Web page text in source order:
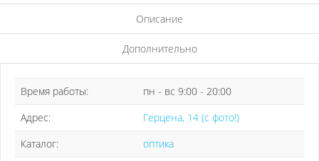
Описание
Дополнительно
Время работы:
пн - вс 9:00 - 20:00
Адрес:
Герцена, 14 (с фото!)
Каталог:
оптика